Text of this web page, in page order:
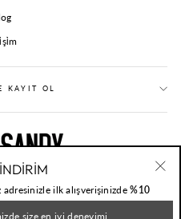
KAYIT OL
ilk alışverişinizde%10
size en iyi deneyimi